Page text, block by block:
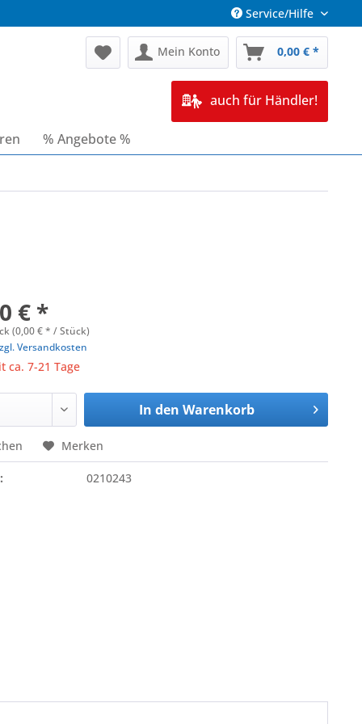
Service/Hilfe
Mein Konto 0,00 € *
auch für Händler!
% Angebote %
€ *
(0,00 € * / Stück)
Versandkosten
ca. 7-21 Tage
In den Warenkorb
Merken
0210243